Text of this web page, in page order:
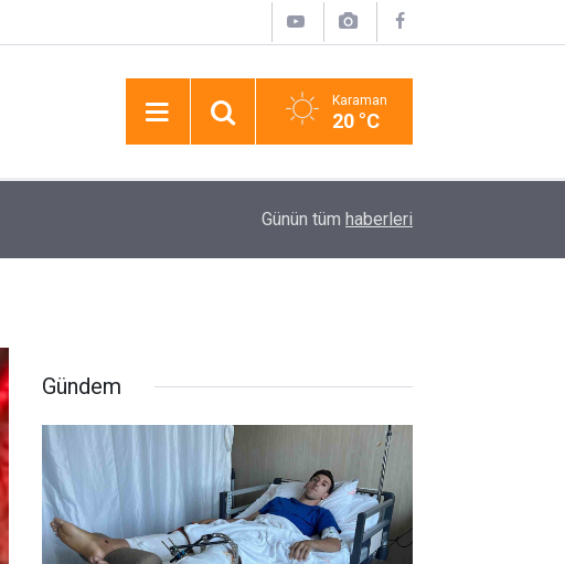
Karaman
20 °C
Side Antik Kent’te Kuyuya Düşen Çocuğa
Günün tüm haberleri
Gündem